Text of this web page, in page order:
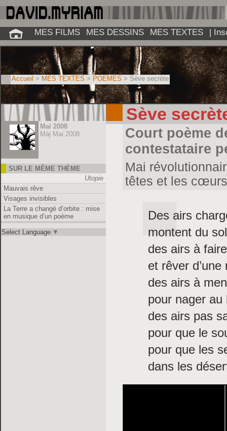
Mai 2008
Màj Mai 2008
SUR LE MÊME THÈME
Utopie
Mauvais rêve
Visages invisibles
La Terre a changé d’orbite : mise
en musique d’un poème
Select Language ▼
Sève
Court poème
contestataire
Mai
têtes et les cœurs
Des airs
montent du
des airs à
et rêver
des airs à
pour nager
des airs pas
pour que le
pour que les
dans les
Accueil > MES TEXTES > POÈMES > Sève secrète
MES FILMS MES DESSINS MES TEXTES |